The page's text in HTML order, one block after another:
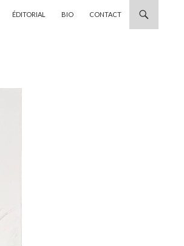
ÉDITORIAL BIO CONTACT